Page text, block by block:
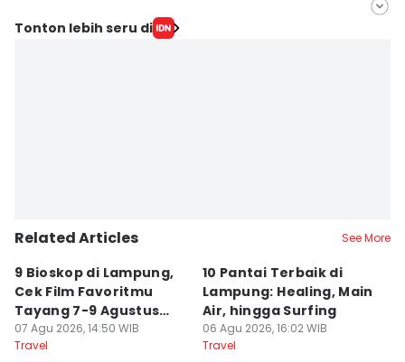
Editor
Tonton lebih seru di
Related Articles See More
9 Bioskop di Lampung,
Cek Film Favoritmu
Tayang 7-9 Agustus
2026
07 Agu 2026, 14:50 WIB
Travel
10 Pantai Terbaik di
Lampung: Healing, Main
Air, hingga Surfing
06 Agu 2026, 16:02 WIB
Travel